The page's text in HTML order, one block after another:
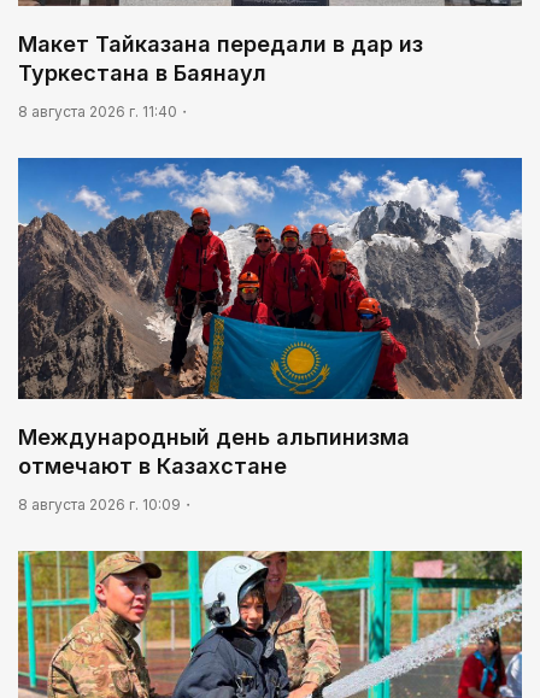
Макет Тайказана передали в дар из
Туркестана в Баянаул
8 августа 2026 г. 11:40
Международный день альпинизма
отмечают в Казахстане
8 августа 2026 г. 10:09